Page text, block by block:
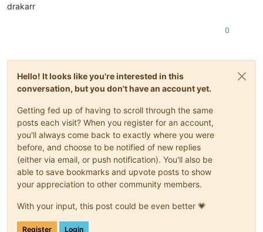
drakarr
0
Hello! It looks like you're interested in this
conversation, but you don't have an account yet.
Getting fed up of having to scroll through the same
posts each visit? When you register for an account,
you'll always come back to exactly where you were
before, and choose to be notified of new replies
(either via email, or push notification). You'll also be
able to save bookmarks and upvote posts to show
your appreciation to other community members.
With your input, this post could be even better 💗
Register Login